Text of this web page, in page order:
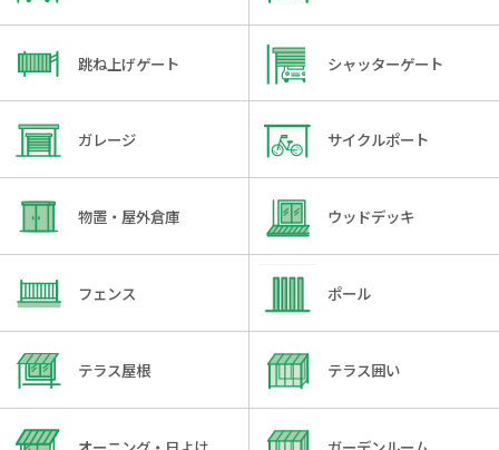
跳ね上げゲート シャッターゲート
ガレージ サイクルポート
物置・屋外倉庫 ウッドデッキ
フェンス ポール
テラス屋根 テラス囲い